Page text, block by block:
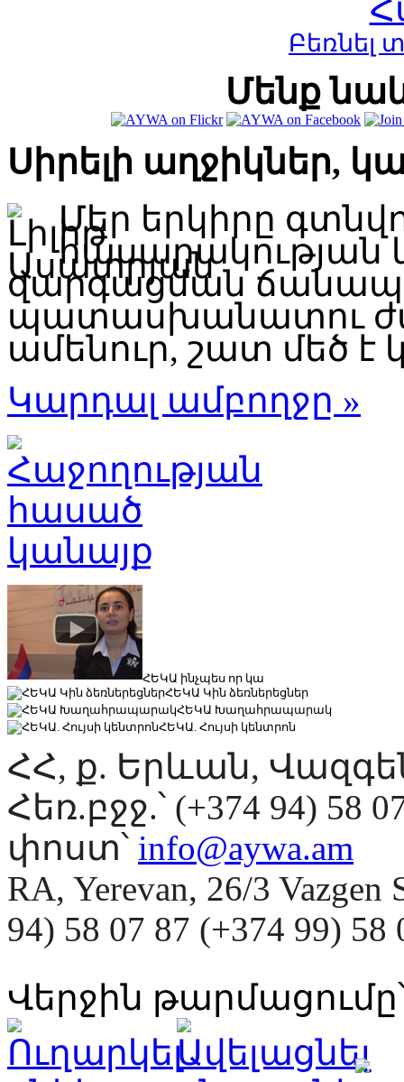
Բեռնել
Մենք
Սիրելի աղջիկներ,
Մեր երկիրը
հասարակության
զարգացման
պատասխանատու
ամենուր, շատ մեծ է
Կարդալ ամբողջը »
ՀԵԿԱ ինչպես որ կա
ՀԵԿԱ Կին ձեռներեցներ
ՀԵԿԱ Խաղահրապարակ
ՀԵԿԱ. Հույսի կենտրոն
ՀՀ, ք. Երևան,
Հեռ.բջջ.՝ (+374 94) 58
փոստ՝ info@aywa.am
RA, Yerevan, 26/3
94) 58 07 87 (+374 99)
Վերջին